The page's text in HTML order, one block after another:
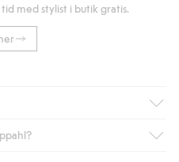
med stylist i butik gratis.
du alltid gratis frakt till butik